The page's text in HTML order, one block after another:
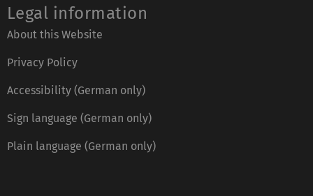
Legal information
About this Website
Privacy Policy
Accessibility (German only)
Sign language (German only)
Plain language (German only)